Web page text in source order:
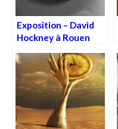
Exposition – David
Hockney à Rouen